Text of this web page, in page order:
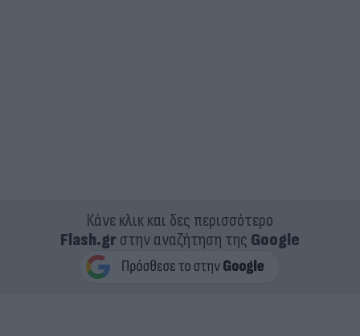
Κάνε κλικ και δες περισσότερο
Flash.grστην αναζήτηση της Google